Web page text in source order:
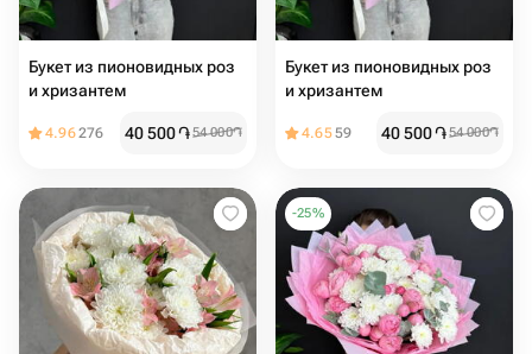
Букет из пионовидных роз
и хризантем
4.96276 40 500֏54 000֏
Букет из пионовидных роз
и хризантем
4.6559 40 500֏54 000֏
-25%